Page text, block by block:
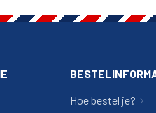
Hoe bestel je?